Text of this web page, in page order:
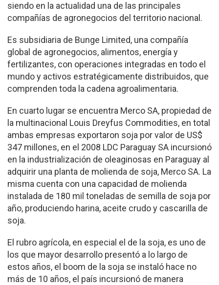
siendo en la actualidad una de las principales
compa­ñías de agronegocios del territorio nacional.
Es subsidiaria de Bunge Li­mited, una compañía
global de agronegocios, alimen­tos, energía y
fertilizantes, con operaciones integradas en todo el
mundo y activos estratégicamente distribui­dos, que
comprenden toda la cadena agroalimentaria.
En cuarto lugar se encuen­tra Merco SA, propiedad de
la multinacional Louis Dre­yfus Commodities, en total
ambas empresas exportaron soja por valor de US$
347 mi­llones, en el 2008 LDC Pa­raguay SA incursionó
en la industrialización de oleagi­nosas en Paraguay al
adqui­rir una planta de molienda de soja, Merco SA. La
misma cuenta con una capacidad de molienda
instalada de 180 mil toneladas de semilla de soja por
año, produciendo harina, aceite crudo y casca­rilla de
soja.
El rubro agrícola, en es­pecial el de la soja, es uno de
los que mayor desarrollo presentó a lo largo de
estos años, el boom de la soja se instaló hace no
más de 10 años, el país incursionó de manera